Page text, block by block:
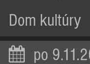
Dom kultúry
po